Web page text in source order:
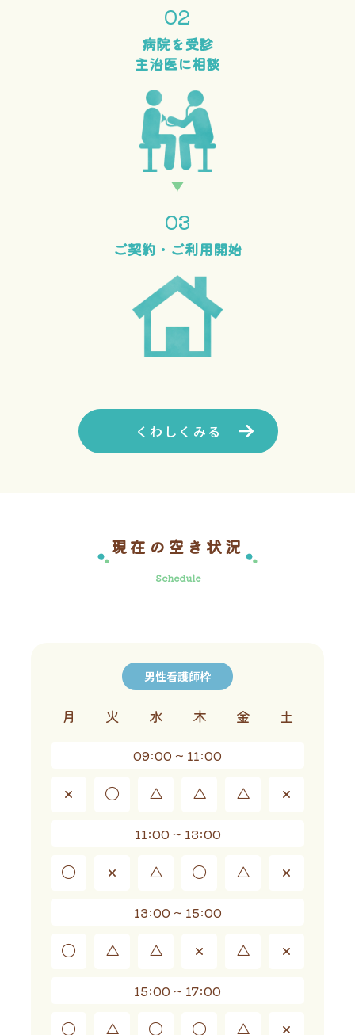
02
病院を受診
主治医に相談
03
ご契約・ ご利用開始
くわしくみる
現在の空き状況
Schedule
男性看護師枠
月 火 水 木 金 土
09:00 ~ 11:00
× ◯ △ △ △ ×
11:00 ~ 13:00
◯ × △ ◯ △ ×
13:00 ~ 15:00
◯ △ △ × △ ×
15:00 ~ 17:00
◯ △ ◯ ◯ △ ×